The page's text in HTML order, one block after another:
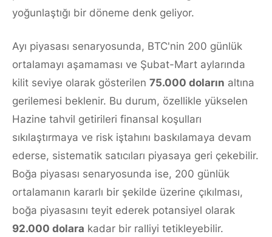
yoğunlaştığı bir döneme denk geliyor.
Ayı piyasası senaryosunda, BTC'nin 200 günlük
ortalamayı aşamaması ve Şubat-Mart aylarında
kilit seviye olarak gösterilen 75.000 doların altına
gerilemesi beklenir. Bu durum, özellikle yükselen
Hazine tahvil getirileri finansal koşulları
sıkılaştırmaya ve risk iştahını baskılamaya devam
ederse, sistematik satıcıları piyasaya geri çekebilir.
Boğa piyasası senaryosunda ise, 200 günlük
ortalamanın kararlı bir şekilde üzerine çıkılması,
boğa piyasasını teyit ederek potansiyel olarak
92.000 dolara kadar bir ralliyi tetikleyebilir.